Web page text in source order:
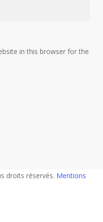
in this browser for the
droits réservés. Mentions